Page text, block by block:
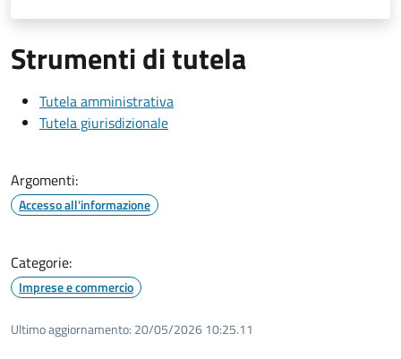
Strumenti di tutela
Tutela amministrativa
Tutela giurisdizionale
Argomenti:
Accesso all'informazione
Categorie:
Imprese e commercio
Ultimo aggiornamento: 20/05/2026 10:25.11